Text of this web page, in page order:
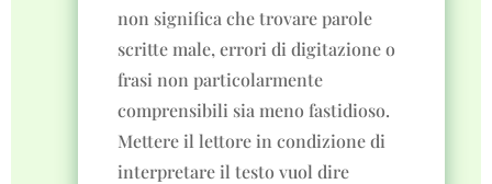
non significa che trovare parole
scritte male, errori di digitazione o
frasi non particolarmente
comprensibili sia meno fastidioso.
Mettere il lettore in condizione di
interpretare il testo vuol dire